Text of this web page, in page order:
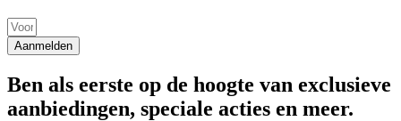
Aanmelden
Ben als eerste op de hoogte van exclusieve
aanbiedingen, speciale acties en meer.